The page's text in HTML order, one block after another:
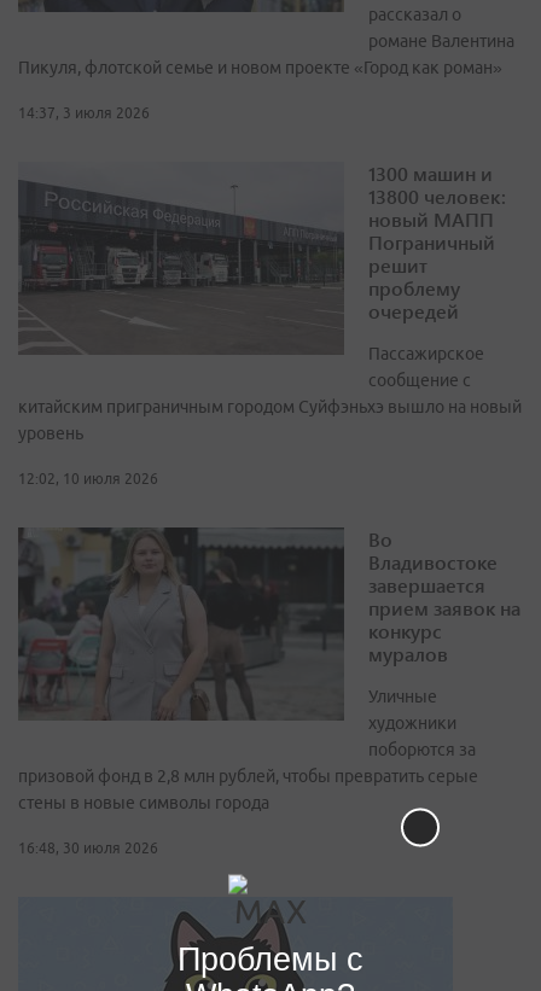
рассказал о
романе Валентина
Пикуля, флотской семье и новом проекте «Город как роман»
14:37, 3 июля 2026
1300 машин и
13800 человек:
новый МАПП
Пограничный
решит
проблему
очередей
Пассажирское
сообщение с
китайским приграничным городом Суйфэньхэ вышло на новый
уровень
12:02, 10 июля 2026
Во
Владивостоке
завершается
прием заявок на
конкурс
муралов
Уличные
художники
поборются за
призовой фонд в 2,8 млн рублей, чтобы превратить серые
стены в новые символы города
16:48, 30 июля 2026
Проблемы с